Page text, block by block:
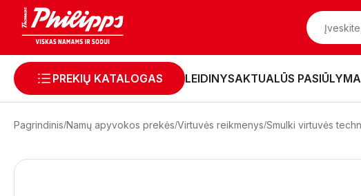
PREKIŲ KATALOGAS LEIDINYSAKTUALŪS
Pagrindinis Namų apyvokos prekės Virtuvės reikmenys Smulki virtuvės